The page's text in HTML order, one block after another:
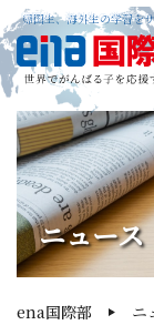
帰国生、海外生の学習を
ニュース
ena国際部
ニ